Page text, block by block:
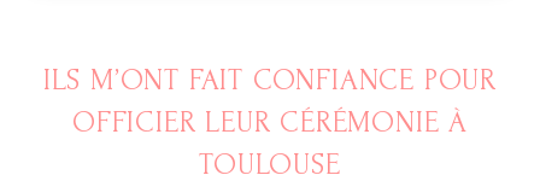
ILS M’ONT FAIT CONFIANCE POUR
OFFICIER LEUR CÉRÉMONIE À
TOULOUSE